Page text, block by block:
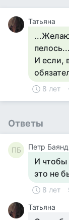
Татьяна
И если,
8 лет
Ответы
ПБ Петр
И чтобы
это не
8 лет
Татьяна